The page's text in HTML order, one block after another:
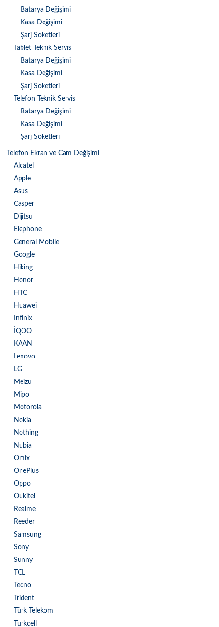
Batarya Değişimi
Kasa Değişimi
Şarj Soketleri
Tablet Teknik Servis
Batarya Değişimi
Kasa Değişimi
Şarj Soketleri
Telefon Teknik Servis
Batarya Değişimi
Kasa Değişimi
Şarj Soketleri
Telefon Ekran ve Cam Değişimi
Alcatel
Apple
Asus
Casper
Dijitsu
Elephone
General Mobile
Google
Hiking
Honor
HTC
Huawei
Infinix
İQOO
KAAN
Lenovo
LG
Meizu
Mipo
Motorola
Nokia
Nothing
Nubia
Omix
OnePlus
Oppo
Oukitel
Realme
Reeder
Samsung
Sony
Sunny
TCL
Tecno
Trident
Türk Telekom
Turkcell